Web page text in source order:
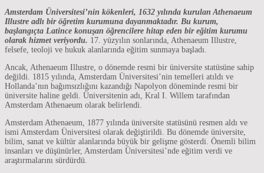
Amsterdam Üniversitesi’nin kökenleri, 1632 yılında kurulan Athenaeum
Illustre adlı bir öğretim kurumuna dayanmaktadır. Bu kurum,
başlangıçta Latince konuşan öğrencilere hitap eden bir eğitim kurumu
olarak hizmet veriyordu. 17. yüzyılın sonlarında, Athenaeum Illustre,
felsefe, teoloji ve hukuk alanlarında eğitim sunmaya başladı.
Ancak, Athenaeum Illustre, o dönemde resmi bir üniversite statüsüne sahip
değildi. 1815 yılında, Amsterdam Üniversitesi’nin temelleri atıldı ve
Hollanda’nın bağımsızlığını kazandığı Napolyon döneminde resmi bir
üniversite haline geldi. Üniversitenin adı, Kral I. Willem tarafından
Amsterdam Athenaeum olarak belirlendi.
Amsterdam Athenaeum, 1877 yılında üniversite statüsünü resmen aldı ve
ismi Amsterdam Üniversitesi olarak değiştirildi. Bu dönemde üniversite,
bilim, sanat ve kültür alanlarında büyük bir gelişme gösterdi. Önemli bilim
insanları ve düşünürler, Amsterdam Üniversitesi’nde eğitim verdi ve
araştırmalarını sürdürdü.